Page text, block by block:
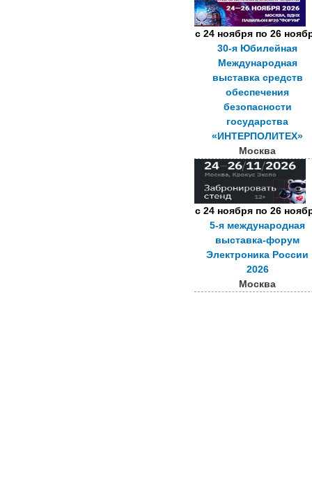
с 24 ноября по 26
30-я Юбилейная
Международная
выставка средств
обеспечения
безопасности
государства
«ИНТЕРПОЛИТЕХ»
Москва
с 24 ноября по 26
5-я международная
выставка-форум
Электроника России
2026
Москва